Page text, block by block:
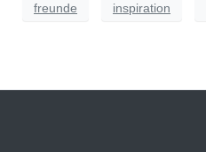
freunde inspiration